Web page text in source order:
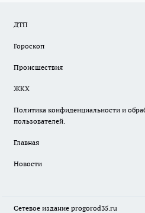
ДТП
Гороскоп
Происшествия
ЖКХ
Политика конфиденциальности и
пользователей.
Главная
Новости
Сетевое издание progorod35.ru